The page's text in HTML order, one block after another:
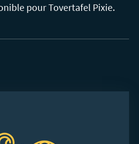
pour Tovertafel Pixie.